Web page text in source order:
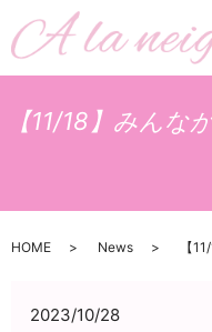
【11/18】みんな
HOME News 【
2023/10/28